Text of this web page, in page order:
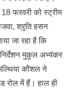
फरवरी को स्ट्रीम
श्रृति हसन
जा रहा है कि
मुकुल अभ्यंकर
कौशल ने
रोल में हैं। हाल ही